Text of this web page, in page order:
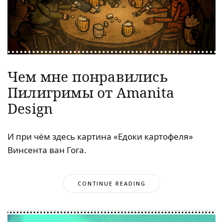
Чем мне понравились
Пилигримы от Amanita
Design
И при чём здесь картина «Едоки картофеля»
Винсента ван Гога.
CONTINUE READING